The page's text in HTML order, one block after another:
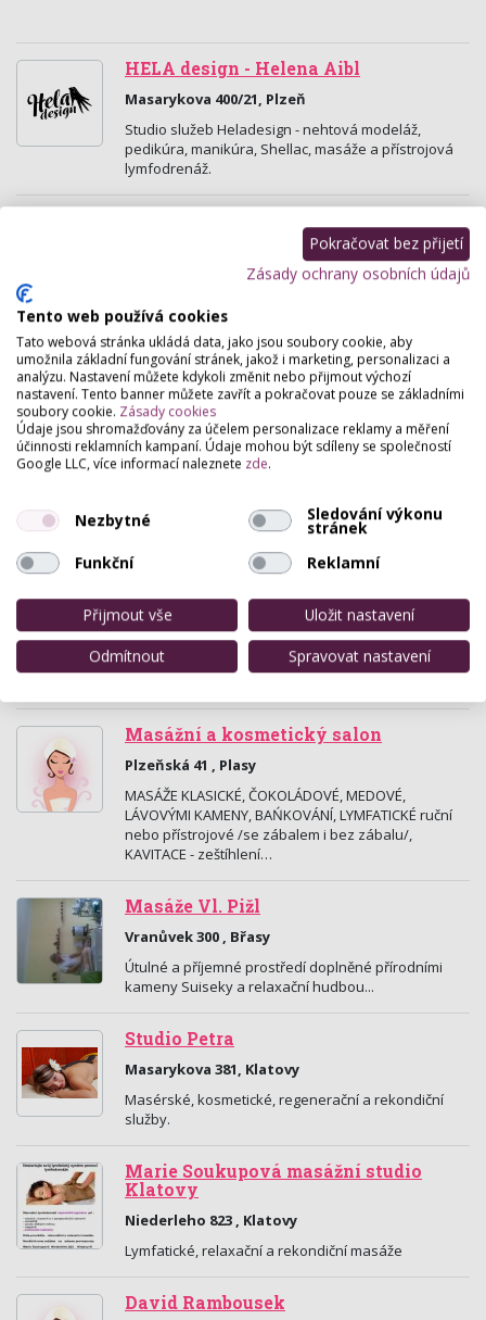
HELA design - Helena Aibl
Masarykova 400/21, Plzeň
Studio služeb Heladesign - nehtová modeláž,
pedikúra, manikúra, Shellac, masáže a přístrojová
lymfodrenáž.
Péče o vaše tělo probíhá v příjemném prostředí,
přírodních kamenů Suiseki....
Exotic Relax Centrum
Horomyslická 1 , Dýšina
Nechte se hýčkat orientálními a exotickými
technikami masáží celého těla, pedikúrou v
thajském stylu. Kosmetická péče s jávskou masáží
stylingu, zdraví
Právě se pro vás realizuje centrum
krásy,mody,odpočinku - Kosmetika, permanentní
makeup, permanentní řasy,nehtový design,aplikace
Masážní a kosmetický salon
Plzeňská 41 , Plasy
MASÁŽE KLASICKÉ, ČOKOLÁDOVÉ, MEDOVÉ,
LÁVOVÝMI KAMENY, BAŃKOVÁNÍ, LYMFATICKÉ ruční
nebo přístrojové /se zábalem i bez zábalu/,
KAVITACE - zeštíhlení…
Masáže Vl. Pižl
Vranůvek 300 , Břasy
Útulné a příjemné prostředí doplněné přírodními
kameny Suiseky a relaxační hudbou...
Studio Petra
Masarykova 381, Klatovy
Masérské, kosmetické, regenerační a rekondiční
služby.
Marie Soukupová masážní studio
Klatovy
Niederleho 823 , Klatovy
Lymfatické, relaxační a rekondiční masáže
David Rambousek
Pokračovat bez přijetí
Zásady ochrany osobních údajů
Tento web používá cookies
Tato webová stránka ukládá data, jako jsou soubory cookie, aby
umožnila základní fungování stránek, jakož i marketing, personalizaci a
analýzu. Nastavení můžete kdykoli změnit nebo přijmout výchozí
nastavení. Tento banner můžete zavřít a pokračovat pouze se základními
soubory cookie. Zásady cookies
Údaje jsou shromažďovány za účelem personalizace reklamy a měření
účinnosti reklamních kampaní. Údaje mohou být sdíleny se společností
Google LLC, více informací naleznete zde.
Nezbytné Sledování výkonu
stránek
Funkční
Reklamní
Přijmout vše
Uložit nastavení
Odmítnout
Spravovat nastavení